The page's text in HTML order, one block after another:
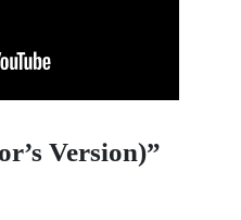
Version)”